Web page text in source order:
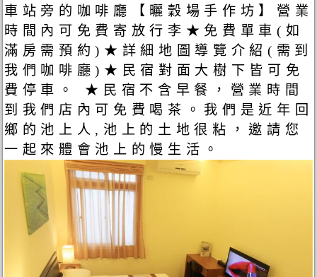
車站旁的咖啡廳【曬穀場手作坊】營業
時間內可免費寄放行李★免費單車(如
滿房需預約)★詳細地圖導覽介紹(需到
我們咖啡廳)★民宿對面大樹下皆可免
費停車。 ★民宿不含早餐，營業時間
到我們店內可免費喝茶。我們是近年回
鄉的池上人,池上的土地很粘，邀請您
一起來體會池上的慢生活。